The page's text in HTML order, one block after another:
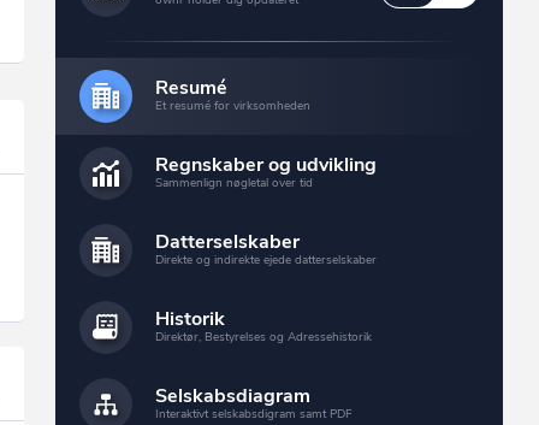
Resumé
Et resumé for virksomheden
Regnskaber og udvikling
Sammenlign nøgletal over tid
Datterselskaber
Direkte og indirekte ejede datterselskaber
Historik
Direktør, Bestyrelses og Adressehistorik
Selskabsdiagram
Interaktivt selskabsdigram samt PDF